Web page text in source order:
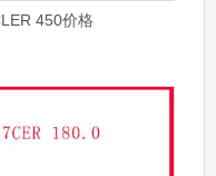
450价格